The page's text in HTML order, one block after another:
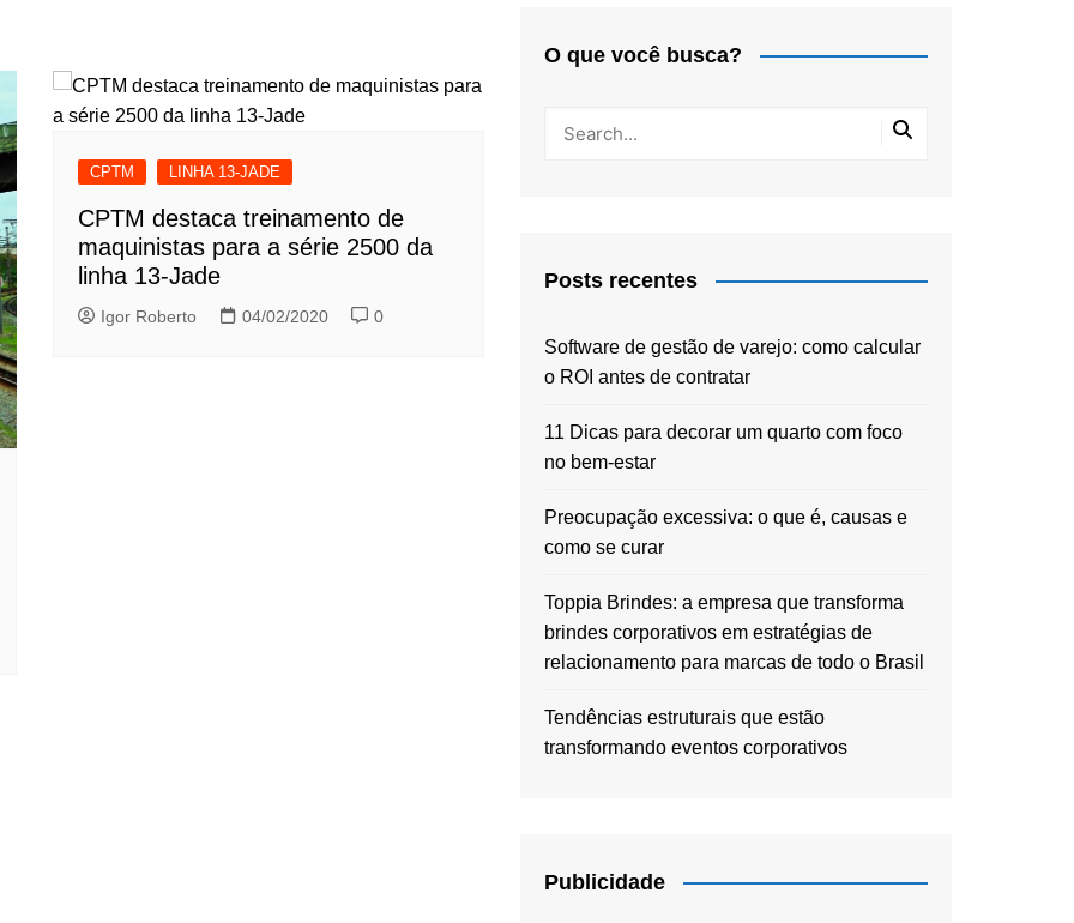
CPTM LINHA 13-JADE
CPTM destaca treinamento de
maquinistas para a série 2500 da
linha 13-Jade
Igor Roberto 04/02/2020 0
O que você busca?
Posts recentes
Software de gestão de varejo: como calcular
o ROI antes de contratar
11 Dicas para decorar um quarto com foco
no bem-estar
Preocupação excessiva: o que é, causas e
como se curar
Toppia Brindes: a empresa que transforma
brindes corporativos em estratégias de
relacionamento para marcas de todo o Brasil
Tendências estruturais que estão
transformando eventos corporativos
Publicidade